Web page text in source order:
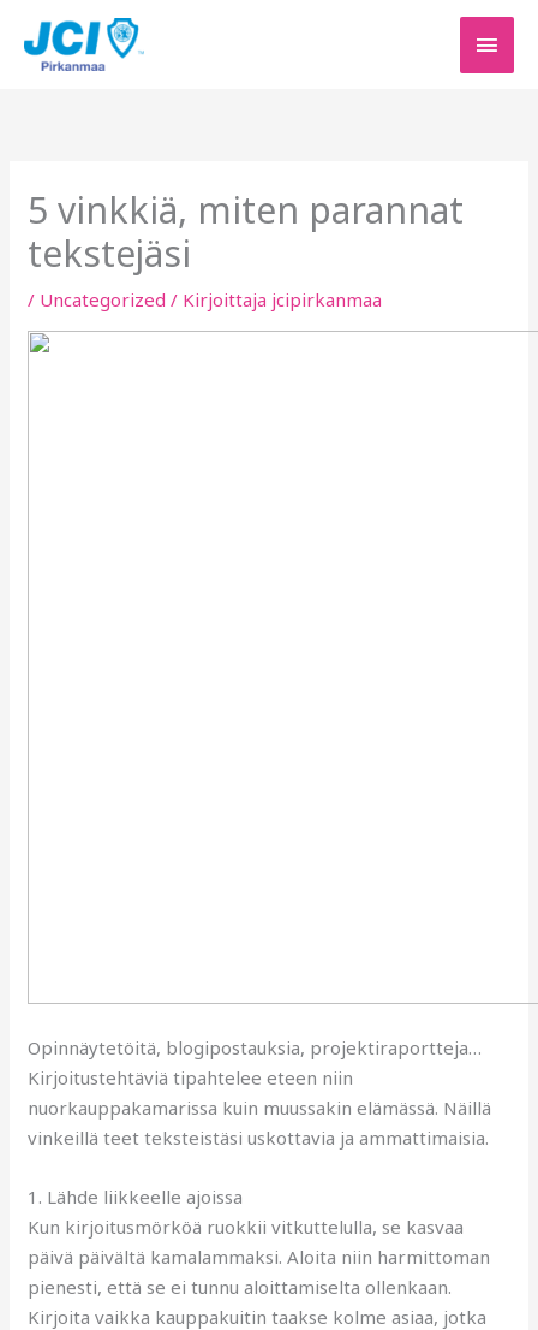
sisältöön
5 vinkkiä, miten parannat
tekstejäsi
/ Uncategorized / Kirjoittaja jcipirkanmaa
Opinnäytetöitä, blogipostauksia, projektiraportteja…
Kirjoitustehtäviä tipahtelee eteen niin
nuorkauppakamarissa kuin muussakin elämässä. Näillä
vinkeillä teet teksteistäsi uskottavia ja ammattimaisia.
1. Lähde liikkeelle ajoissa
Kun kirjoitusmörköä ruokkii vitkuttelulla, se kasvaa
päivä päivältä kamalammaksi. Aloita niin harmittoman
pienesti, että se ei tunnu aloittamiselta ollenkaan.
Kirjoita vaikka kauppakuitin taakse kolme asiaa, jotka